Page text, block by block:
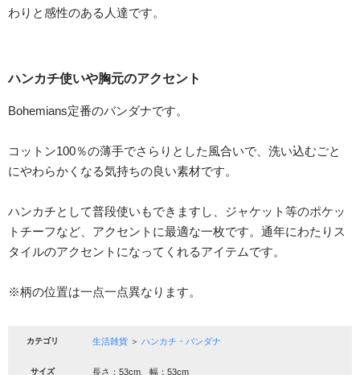
わりと感性のある人達です。
ハンカチ使いや胸元のアクセント
Bohemians定番のバンダナです。
コットン100％の薄手でさらりとした風合いで、洗い込むごと
にやわらかくなる気持ちの良い素材です。
ハンカチとして普段使いもできますし、ジャケット等のポケッ
トチーフなど、アクセントに最適な一枚です。通年にわたりス
タイルのアクセントになってくれるアイテムです。
※柄の位置は一点一点異なります。
カテゴリ 生活雑貨 ＞ ハンカチ・バンダナ
サイズ 長さ：53cm、幅：53cm